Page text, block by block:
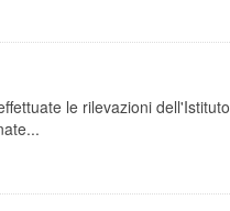
le rilevazioni dell'Istituto